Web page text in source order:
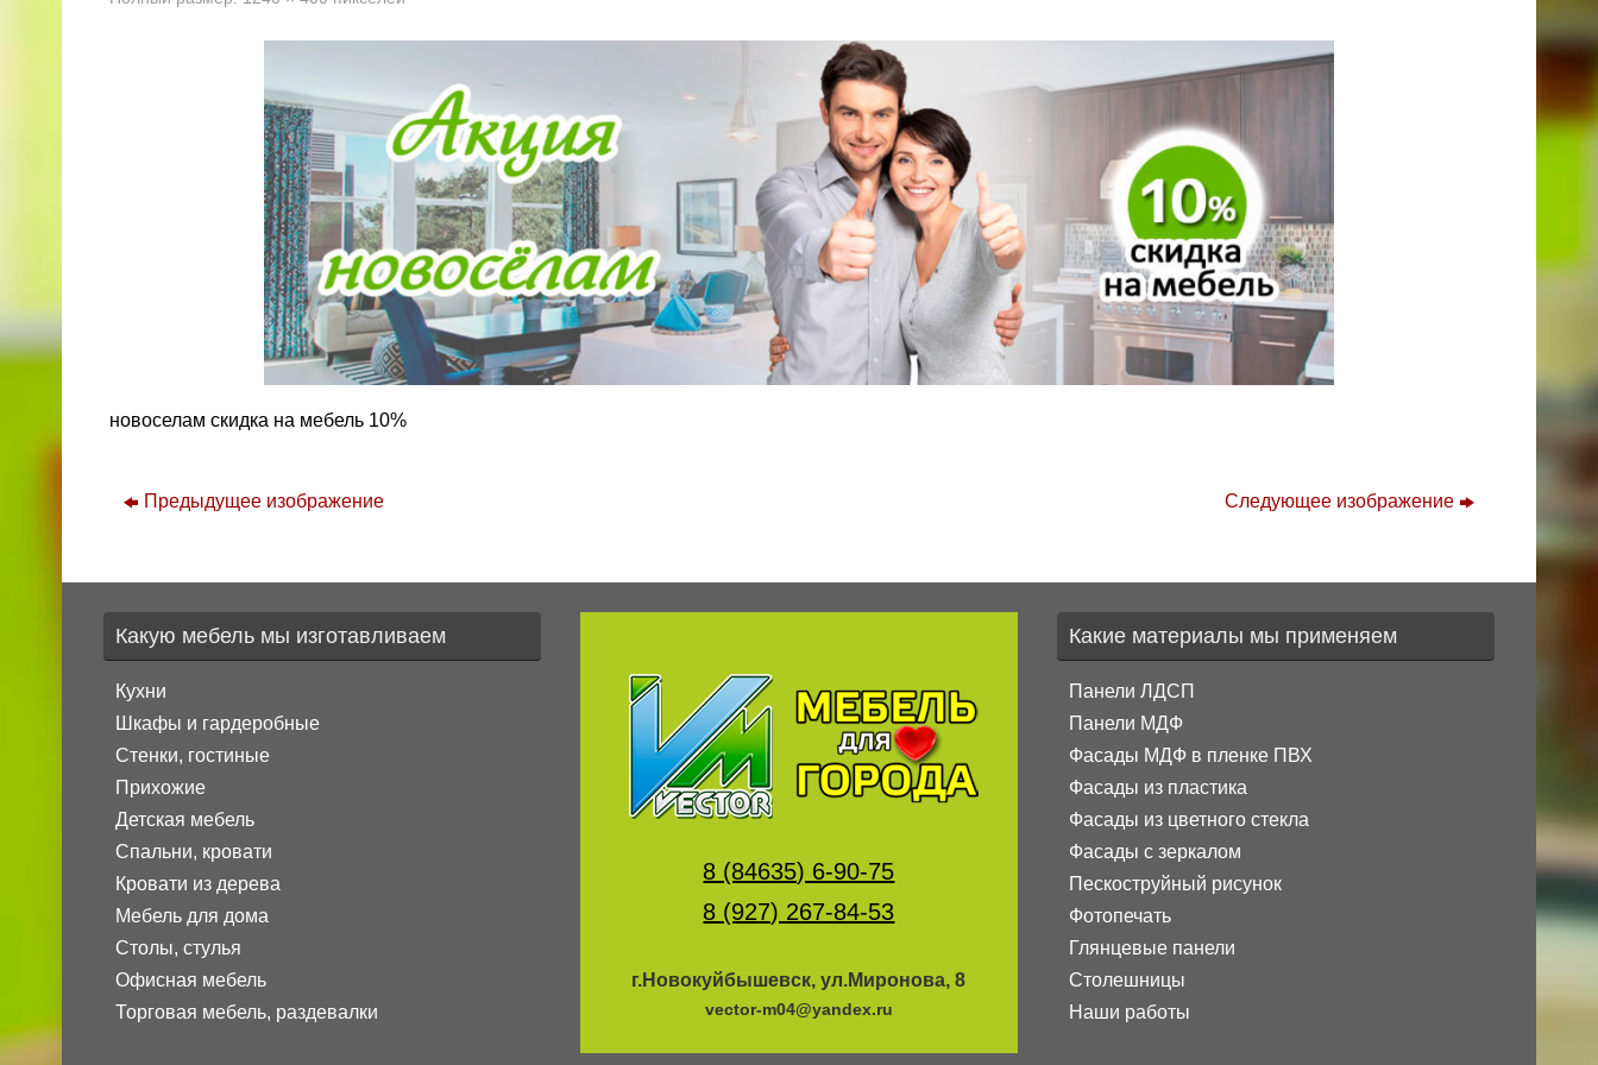
новоселам скидка на мебель 10%
Предыдущее изображение Следующее изображение
Какую мебель мы изготавливаем
Кухни
Шкафы и гардеробные
Стенки, гостиные
Прихожие
Детская мебель
Спальни, кровати
Кровати из дерева
Мебель для дома
Столы, стулья
Офисная мебель
Торговая мебель, раздевалки
8 (84635) 6-90-75
8 (927) 267-84-53
г.Новокуйбышевск, ул.Миронова, 8
vector-m04@yandex.ru
Какие материалы мы применяем
Панели ЛДСП
Панели МДФ
Фасады МДФ в пленке ПВХ
Фасады из пластика
Фасады из цветного стекла
Фасады с зеркалом
Пескоструйный рисунок
Фотопечать
Глянцевые панели
Столешницы
Наши работы